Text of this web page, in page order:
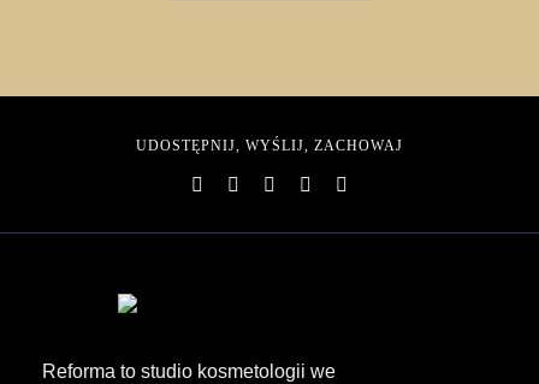
UDOSTĘPNIJ, WYŚLIJ, ZACHOWAJ
Reforma to studio kosmetologii we